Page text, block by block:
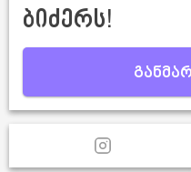
ბიძერს!